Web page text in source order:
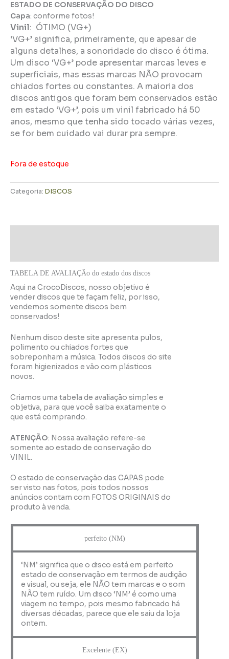
ESTADO DE CONSERVAÇÃO DO DISCO
Capa: conforme fotos!
Vinil: ÓTIMO (VG+)
‘VG+’ significa, primeiramente, que apesar de
alguns detalhes, a sonoridade do disco é ótima.
Um disco ‘VG+’ pode apresentar marcas leves e
superficiais, mas essas marcas NÃO provocam
chiados fortes ou constantes. A maioria dos
discos antigos que foram bem conservados estão
em estado ‘VG+’, pois um vinil fabricado há 50
anos, mesmo que tenha sido tocado várias vezes,
se for bem cuidado vai durar pra sempre.
Fora de estoque
Categoria: DISCOS
TABELA DE AVALIAÇÃo do estado dos discos
Aqui na CrocoDiscos, nosso objetivo é
vender discos que te façam feliz, por isso,
vendemos somente discos bem
conservados!
Nenhum disco deste site apresenta pulos,
polimento ou chiados fortes que
sobreponham a música. Todos discos do site
foram higienizados e vão com plásticos
novos.
Criamos uma tabela de avaliação simples e
objetiva, para que você saiba exatamente o
que está comprando.
ATENÇÃO: Nossa avaliação refere-se
somente ao estado de conservação do
VINIL.
O estado de conservação das CAPAS pode
ser visto nas fotos, pois todos nossos
anúncios contam com FOTOS ORIGINAIS do
produto à venda.
perfeito (NM)
‘NM’ significa que o disco está em perfeito
estado de conservação em termos de audição
e visual, ou seja, ele NÃO tem marcas e o som
NÃO tem ruído. Um disco ‘NM’ é como uma
viagem no tempo, pois mesmo fabricado há
diversas décadas, parece que ele saiu da loja
ontem.
Excelente (EX)